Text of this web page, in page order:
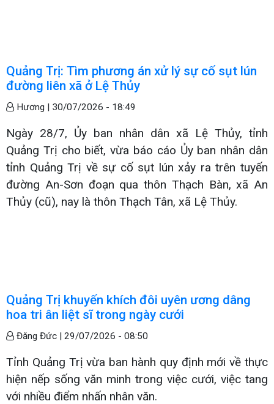
Quảng Trị: Tìm phương án xử lý sự cố sụt lún
đường liên xã ở Lệ Thủy
Hương | 30/07/2026 - 18:49
Ngày 28/7, Ủy ban nhân dân xã Lệ Thủy, tỉnh
Quảng Trị cho biết, vừa báo cáo Ủy ban nhân dân
tỉnh Quảng Trị về sự cố sụt lún xảy ra trên tuyến
đường An-Sơn đoạn qua thôn Thạch Bàn, xã An
Thủy (cũ), nay là thôn Thạch Tân, xã Lệ Thủy.
Quảng Trị khuyến khích đôi uyên ương dâng
hoa tri ân liệt sĩ trong ngày cưới
Đăng Đức | 29/07/2026 - 08:50
Tỉnh Quảng Trị vừa ban hành quy định mới về thực
hiện nếp sống văn minh trong việc cưới, việc tang
với nhiều điểm nhấn nhân văn.